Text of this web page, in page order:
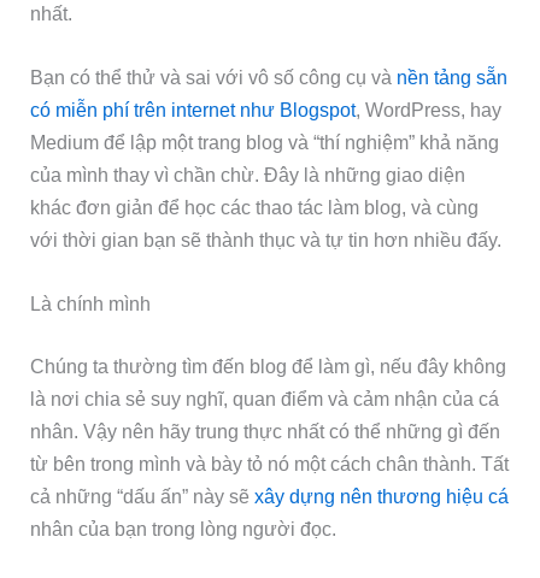
nhất.
Bạn có thể thử và sai với vô số công cụ và nền tảng sẵn
có miễn phí trên internet như Blogspot, WordPress, hay
Medium để lập một trang blog và “thí nghiệm” khả năng
của mình thay vì chần chừ. Đây là những giao diện
khác đơn giản để học các thao tác làm blog, và cùng
với thời gian bạn sẽ thành thục và tự tin hơn nhiều đấy.
Là chính mình
Chúng ta thường tìm đến blog để làm gì, nếu đây không
là nơi chia sẻ suy nghĩ, quan điểm và cảm nhận của cá
nhân. Vậy nên hãy trung thực nhất có thể những gì đến
từ bên trong mình và bày tỏ nó một cách chân thành. Tất
cả những “dấu ấn” này sẽxây dựng nên thương hiệu cá
nhân của bạn trong lòng người đọc.